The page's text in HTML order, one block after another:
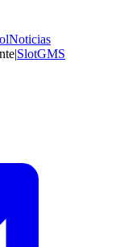
|SlotGMS